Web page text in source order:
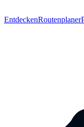
EntdeckenRoutenplaner